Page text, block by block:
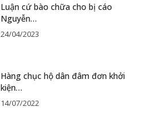
Luận cứ bào chữa cho bị cáo
Nguyễn…
24/04/2023
Hàng chục hộ dân đâm đơn khởi
kiện…
14/07/2022